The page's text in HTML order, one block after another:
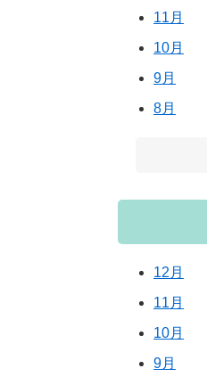
11月
10月
9月
8月
12月
11月
10月
9月